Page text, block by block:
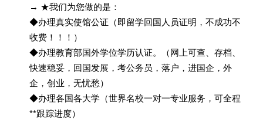
→ ★我们为您做的是：
◆办理真实使馆公证（即留学回国人员证明，不成功不
收费！！！）
◆办理教育部国外学位学历认证。（网上可查、存档、
快速稳妥，回国发展，考公务员，落户，进国企，外
企，创业，无忧愁）
◆办理各国各大学（世界名校一对一专业服务，可全程
**跟踪进度）